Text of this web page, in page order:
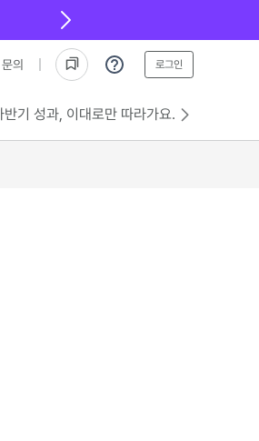
의 로그인
반기 성과, 이대로만 따라가요.